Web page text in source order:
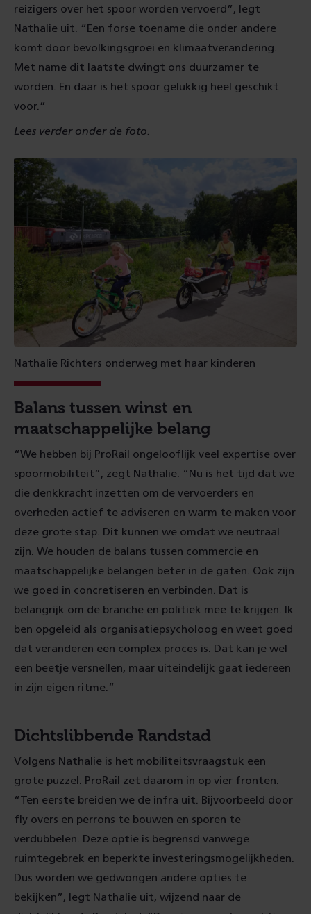
reizigers over het spoor worden vervoerd”, legt
Nathalie uit. “Een forse toename die onder andere
komt door bevolkingsgroei en klimaatverandering.
Met name dit laatste dwingt ons duurzamer te
worden. En daar is het spoor gelukkig heel geschikt
voor.”
Lees verder onder de foto.
Nathalie Richters onderweg met haar kinderen
Balans tussen winst en
maatschappelijke belang
“We hebben bij ProRail ongelooflijk veel expertise over
spoormobiliteit”, zegt Nathalie. “Nu is het tijd dat we
die denkkracht inzetten om de vervoerders en
overheden actief te adviseren en warm te maken voor
deze grote stap. Dit kunnen we omdat we neutraal
zijn. We houden de balans tussen commercie en
maatschappelijke belangen beter in de gaten. Ook zijn
we goed in concretiseren en verbinden. Dat is
belangrijk om de branche en politiek mee te krijgen. Ik
ben opgeleid als organisatiepsycholoog en weet goed
dat veranderen een complex proces is. Dat kan je wel
een beetje versnellen, maar uiteindelijk gaat iedereen
in zijn eigen ritme.”
Dichtslibbende Randstad
Volgens Nathalie is het mobiliteitsvraagstuk een
grote puzzel. ProRail zet daarom in op vier fronten.
“Ten eerste breiden we de infra uit. Bijvoorbeeld door
fly overs en perrons te bouwen en sporen te
verdubbelen. Deze optie is begrensd vanwege
ruimtegebrek en beperkte investeringsmogelijkheden.
Dus worden we gedwongen andere opties te
bekijken”, legt Nathalie uit, wijzend naar de